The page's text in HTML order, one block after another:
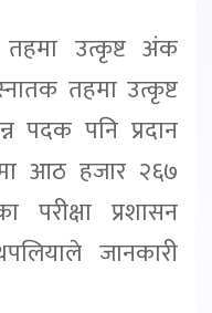
तहमा उत्कृष्ट अंक
तहमा उत्कृष्ट
पदक पनि प्रदान
आठ हजार २६७
परीक्षा प्रशासन
जानकारी